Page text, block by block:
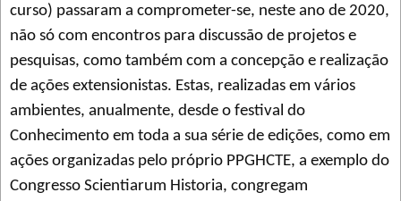
curso) passaram a comprometer-se, neste ano de 2020,
não só com encontros para discussão de projetos e
pesquisas, como também com a concepção e realização
de ações extensionistas. Estas, realizadas em vários
ambientes, anualmente, desde o festival do
Conhecimento em toda a sua série de edições, como em
ações organizadas pelo próprio PPGHCTE, a exemplo do
Congresso Scientiarum Historia, congregam